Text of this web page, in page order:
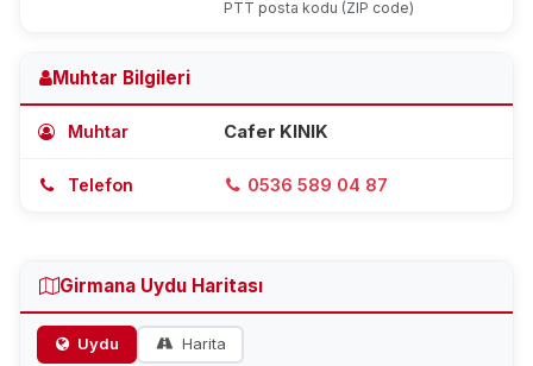
PTT posta kodu (ZIP code)
Muhtar Bilgileri
Muhtar Cafer KINIK
Telefon 0536 589 04 87
Girmana Uydu Haritası
Uydu Harita